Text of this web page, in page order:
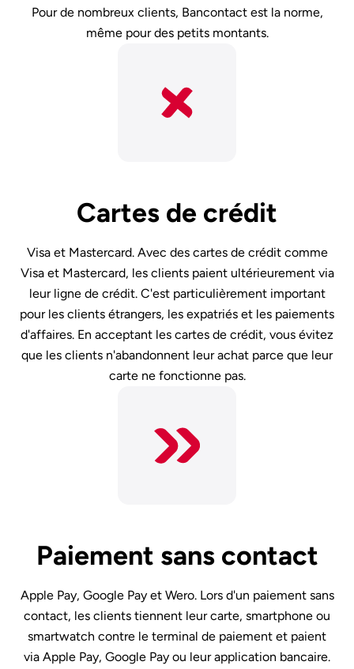
Pour de nombreux clients, Bancontact est la norme,
même pour des petits montants.
Cartes de crédit
Visa et Mastercard. Avec des cartes de crédit comme
Visa et Mastercard, les clients paient ultérieurement via
leur ligne de crédit. C'est particulièrement important
pour les clients étrangers, les expatriés et les paiements
d'affaires. En acceptant les cartes de crédit, vous évitez
que les clients n'abandonnent leur achat parce que leur
carte ne fonctionne pas.
Paiement sans contact
Apple Pay, Google Pay et Wero. Lors d'un paiement sans
contact, les clients tiennent leur carte, smartphone ou
smartwatch contre le terminal de paiement et paient
via Apple Pay, Google Pay ou leur application bancaire.